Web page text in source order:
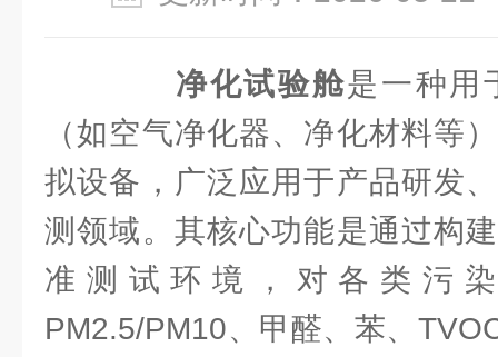
净化试验舱是一种用
（如空气净化器、净化材料等
拟设备，广泛应用于产品研发
测领域。其核心功能是通过构
准测试环境，对各类污
PM2.5/PM10、甲醛、苯、